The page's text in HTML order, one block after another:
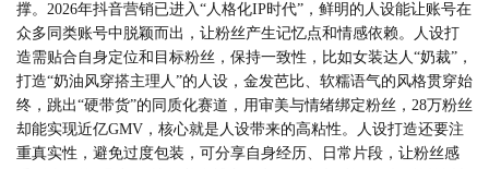
撑。2026年抖音营销已进入“人格化IP时代”，鲜明的人设能让账号在
众多同类账号中脱颖而出，让粉丝产生记忆点和情感依赖。人设打
造需贴合自身定位和目标粉丝，保持一致性，比如女装达人“奶裁”，
打造“奶油风穿搭主理人”的人设，金发芭比、软糯语气的风格贯穿始
终，跳出“硬带货”的同质化赛道，用审美与情绪绑定粉丝，28万粉丝
却能实现近亿GMV，核心就是人设带来的高粘性。人设打造还要注
重真实性，避免过度包装，可分享自身经历、日常片段，让粉丝感